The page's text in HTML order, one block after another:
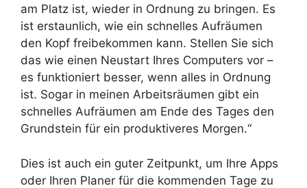
am Platz ist, wieder in Ordnung zu bringen. Es
ist erstaunlich, wie ein schnelles Aufräumen
den Kopf freibekommen kann. Stellen Sie sich
das wie einen Neustart Ihres Computers vor –
es funktioniert besser, wenn alles in Ordnung
ist. Sogar in meinen Arbeitsräumen gibt ein
schnelles Aufräumen am Ende des Tages den
Grundstein für ein produktiveres Morgen.“
Dies ist auch ein guter Zeitpunkt, um Ihre Apps
oder Ihren Planer für die kommenden Tage zu